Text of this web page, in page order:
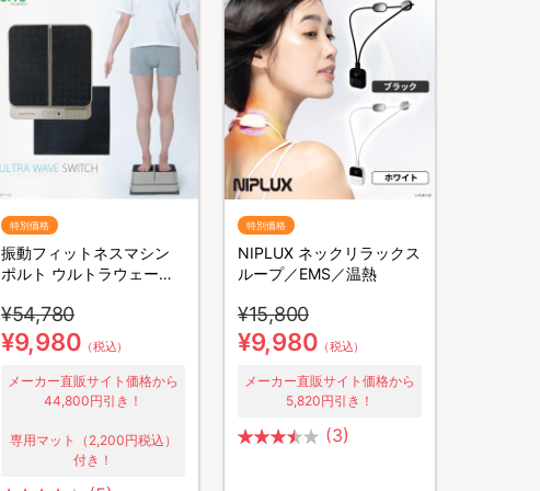
特別価格
振動フィットネスマシン
ポルト ウルトラウェーブ
¥54,780
¥9,980 （税込）
メーカー直販サイト価格から
44,800円引き！
専用マット（2,200円税込）
付き！
特別価格
NIPLUX ネックリラックス
ループ／EMS／温熱
¥15,800
¥9,980 （税込）
メーカー直販サイト価格から
5,820円引き！
(3)